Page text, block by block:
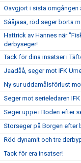
Oavgjort i sista omgången
Sååjaaa, röd seger borta
Hattrick av Hannes när
derbyseger!
Tack för dina insatser i
Jaadåå, seger mot IFK
Ny sur uddamålsförlust
Seger mot serieledaren
Seger uppe i Boden efter
Storseger på Borgen efter
Röd dynamit och tre
Tack för era insatser!